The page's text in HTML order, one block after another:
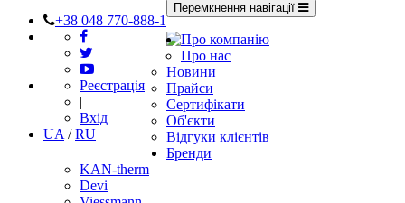
+38 048 770-888-1
Реєстрація
|
Вхід
UA /RU
Перемкнення навігації
Про компанію
Про нас
Новини
Прайси
Сертифікати
Об'єкти
Відгуки клієнтів
Бренди
KAN-therm
Devi